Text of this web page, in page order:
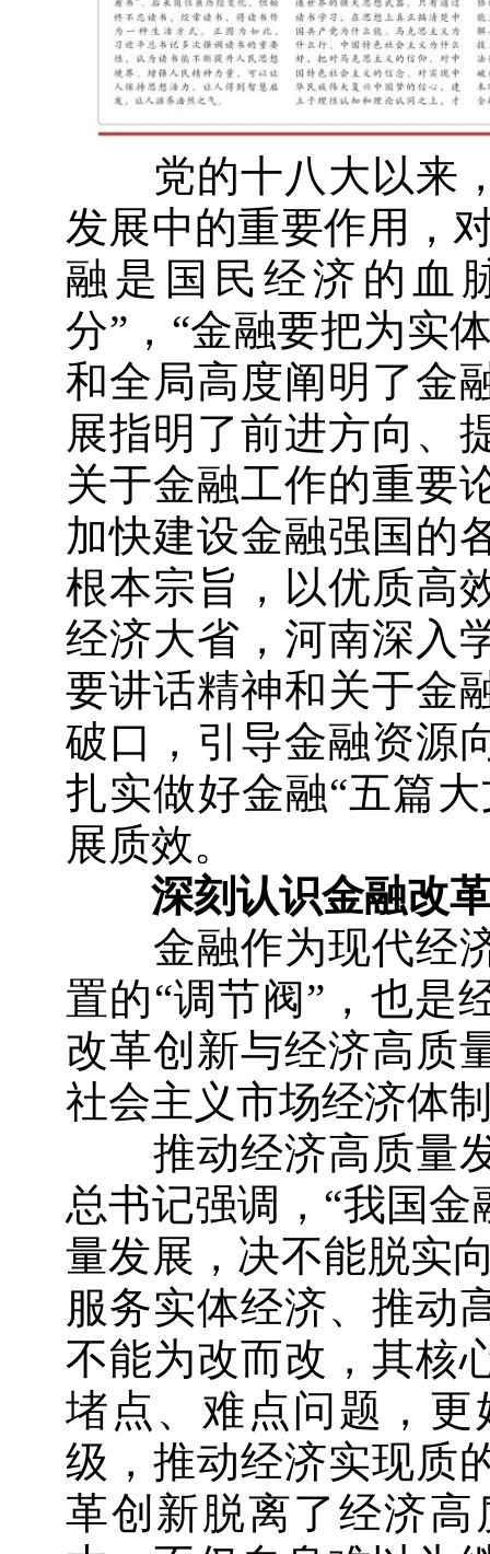
党的十八大以来，
发展中的重要作用，
融是国民经济的血
分”，“金融要把为实
和全局高度阐明了金
展指明了前进方向、
关于金融工作的重要
加快建设金融强国的
根本宗旨，以优质高
经济大省，河南深入
要讲话精神和关于金
破口，引导金融资源
扎实做好金融“五篇
展质效。
深刻认识金融改
金融作为现代经济
置的“调节阀”，也是
改革创新与经济高质
社会主义市场经济体
推动经济高质量发
总书记强调，“我国
量发展，决不能脱实
服务实体经济、推动
不能为改而改，其核
堵点、难点问题，
级，推动经济实现质
革创新脱离了经济